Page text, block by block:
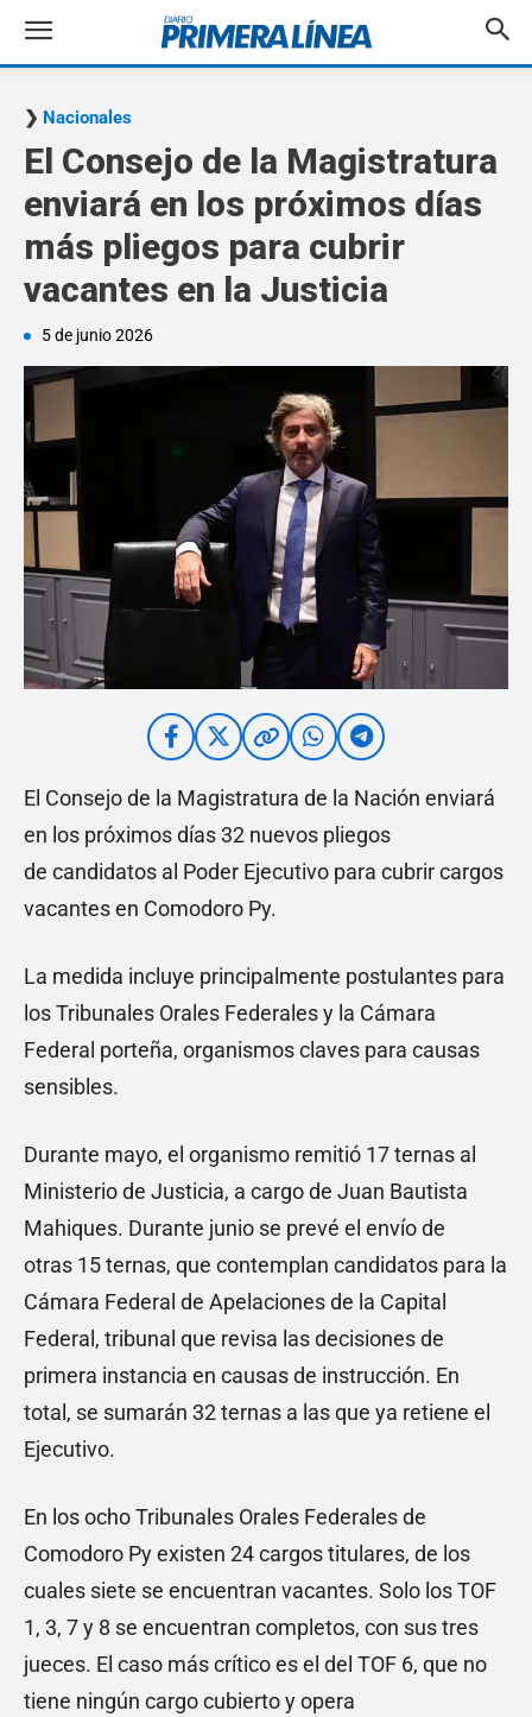
Nacionales
El Consejo de la Magistratura
enviará en los próximos días
más pliegos para cubrir
vacantes en la Justicia
5 de junio 2026
El Consejo de la Magistratura de la Nación enviará
en los próximos días 32 nuevos pliegos
de candidatos al Poder Ejecutivo para cubrir cargos
vacantes en Comodoro Py.
La medida incluye principalmente postulantes para
los Tribunales Orales Federales y la Cámara
Federal porteña, organismos claves para causas
sensibles.
Durante mayo, el organismo remitió 17 ternas al
Ministerio de Justicia, a cargo de Juan Bautista
Mahiques. Durante junio se prevé el envío de
otras 15 ternas, que contemplan candidatos para la
Cámara Federal de Apelaciones de la Capital
Federal, tribunal que revisa las decisiones de
primera instancia en causas de instrucción. En
total, se sumarán 32 ternas a las que ya retiene el
Ejecutivo.
En los ocho Tribunales Orales Federales de
Comodoro Py existen 24 cargos titulares, de los
cuales siete se encuentran vacantes. Solo los TOF
1, 3, 7 y 8 se encuentran completos, con sus tres
jueces. El caso más crítico es el del TOF 6, que no
tiene ningún cargo cubierto y opera